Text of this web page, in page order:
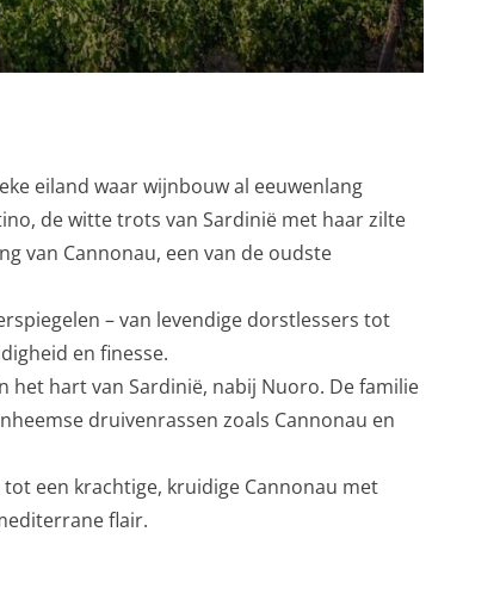
eiland waar wijnbouw al eeuwenlang
de witte trots van Sardinië met haar zilte
van Cannonau, een van de oudste
– van levendige dorstlessers tot
en finesse.
het hart van Sardinië, nabij Nuoro. De familie
druivenrassen zoals Cannonau en
een krachtige, kruidige Cannonau met
flair.